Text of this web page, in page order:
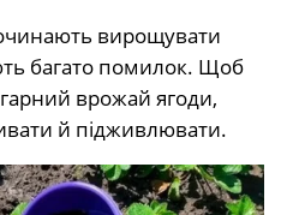
вирощувати
багато помилок. Щоб
врожай ягоди,
й підживлювати.